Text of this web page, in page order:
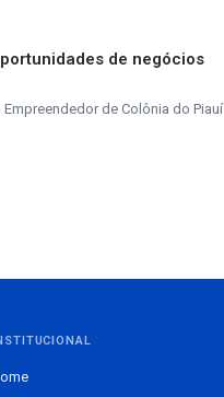
de negócios
de Colônia do Piauí